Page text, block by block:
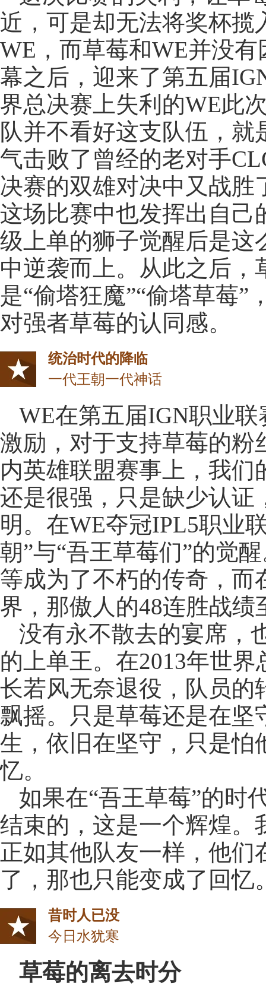
近，可是却无法将奖杯
WE，而草莓和WE并没
幕之后，迎来了第五届
界总决赛上失利的WE此
队并不看好这支队伍，
气击败了曾经的老对手
决赛的双雄对决中又战胜
这场比赛中也发挥出自己
级上单的狮子觉醒后是这
中逆袭而上。从此之后
是“偷塔狂魔”“偷塔草莓
对强者草莓的认同感。
统治时代的降临
一代王朝一代神话
WE在第五届IGN职业
激励，对于支持草莓的粉
内英雄联盟赛事上，我
还是很强，只是缺少认证
明。在WE夺冠IPL5职业
朝”与“吾王草莓们”的觉
等成为了不朽的传奇，而
界，那傲人的48连胜战绩
没有永不散去的宴席，
的上单王。在2013年世
长若风无奈退役，队员的
飘摇。只是草莓还是在坚
生，依旧在坚守，只是怕
忆。
如果在“吾王草莓”的时
结束的，这是一个辉煌。
正如其他队友一样，他们
了，那也只能变成了回忆
昔时人已没
今日水犹寒
草莓的离去时分